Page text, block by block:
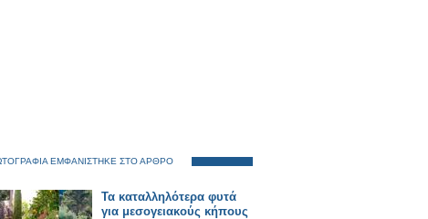
ΕΜΦΑΝΙΣΤΗΚΕ ΣΤΟ ΑΡΘΡΟ
Τα καταλληλότερα φυτά
για μεσογειακούς κήπους